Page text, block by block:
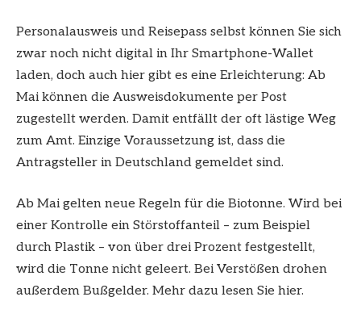
Personalausweis und Reisepass selbst können Sie sich
zwar noch nicht digital in Ihr Smartphone-Wallet
laden, doch auch hier gibt es eine Erleichterung: Ab
Mai können die Ausweisdokumente per Post
zugestellt werden. Damit entfällt der oft lästige Weg
zum Amt. Einzige Voraussetzung ist, dass die
Antragsteller in Deutschland gemeldet sind.
Ab Mai gelten neue Regeln für die Biotonne. Wird bei
einer Kontrolle ein Störstoffanteil – zum Beispiel
durch Plastik – von über drei Prozent festgestellt,
wird die Tonne nicht geleert. Bei Verstößen drohen
außerdem Bußgelder. Mehr dazu lesen Sie hier.